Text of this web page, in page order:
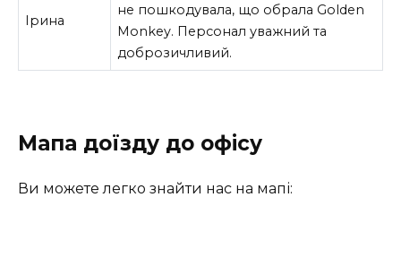
Ірина
не пошкодувала, що обрала Golden
Monkey. Персонал уважний та
доброзичливий.
Мапа доїзду до офісу
Ви можете легко знайти нас на мапі: